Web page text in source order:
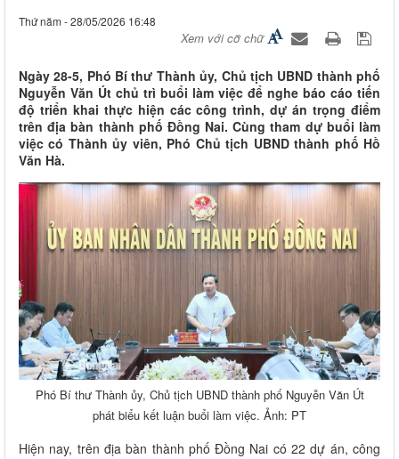
Thứ năm - 28/05/2026 16:48
Xem với cỡ chữ
Ngày 28-5, Phó Bí thư Thành ủy, Chủ tịch UBND thành phố
Nguyễn Văn Út chủ trì buổi làm việc để nghe báo cáo tiến
độ triển khai thực hiện các công trình, dự án trọng điểm
trên địa bàn thành phố Đồng Nai. Cùng tham dự buổi làm
việc có Thành ủy viên, Phó Chủ tịch UBND thành phố Hồ
Văn Hà.
Phó Bí thư Thành ủy, Chủ tịch UBND thành phố Nguyễn Văn Út
phát biểu kết luận buổi làm việc. Ảnh: PT
Hiện nay, trên địa bàn thành phố Đồng Nai có 22 dự án, công